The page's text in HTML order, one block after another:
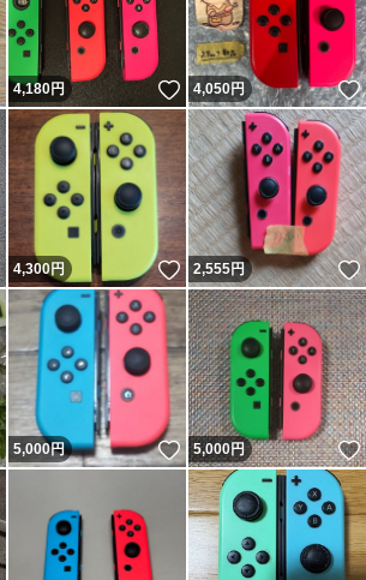
いいね！
4,180円 いいね！
4,050円
いいね！
4,300円 いいね！
2,555円
いいね！
5,000円 いいね！
5,000円